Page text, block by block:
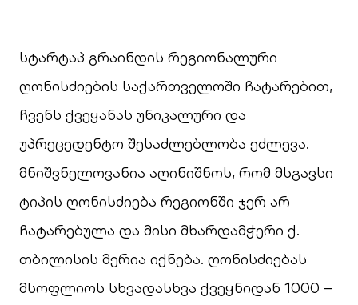
სტარტაპ გრაინდის რეგიონალური
ღონისძიების საქართველოში ჩატარებით,
ჩვენს ქვეყანას უნიკალური და
უპრეცედენტო შესაძლებლობა ეძლევა.
მნიშვნელოვანია აღინიშნოს, რომ მსგავსი
ტიპის ღონისძიება რეგიონში ჯერ არ
ჩატარებულა და მისი მხარდამჭერი ქ.
თბილისის მერია იქნება. ღონისძიებას
მსოფლიოს სხვადასხვა ქვეყნიდან 1000 –